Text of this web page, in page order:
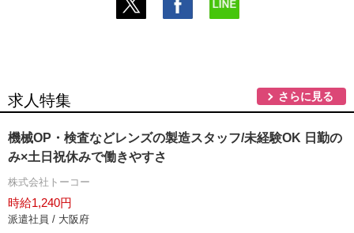
求人特集 さらに見る
機械OP・検査などレンズの製造スタッフ/未経験OK 日勤の
み×土日祝休みで働きやすさ
株式会社トーコー
時給1,240円
派遣社員 / 大阪府